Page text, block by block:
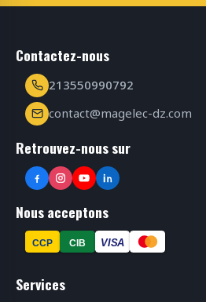
Contactez-nous
213550990792
contact@magelec-dz.com
Retrouvez-nous sur
Nous acceptons
CCP CIB VISA
Services